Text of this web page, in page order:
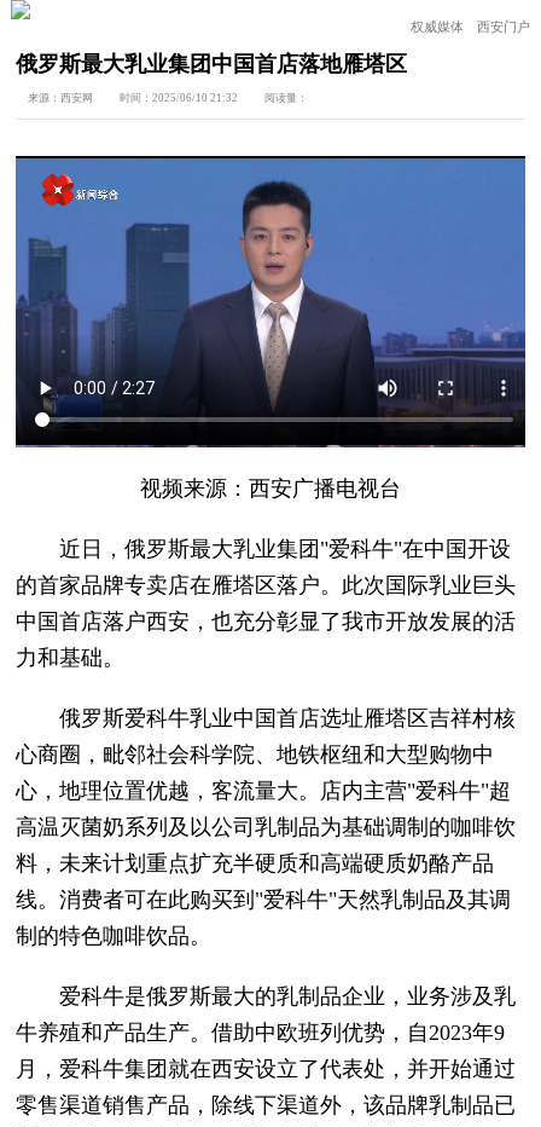
权威媒体 西安门户
俄罗斯最大乳业集团中国首店落地雁塔区
来源：西安网 时间：2025/06/10 21:32 阅读量：
视频来源：西安广播电视台
近日，俄罗斯最大乳业集团"爱科牛"在中国开设
的首家品牌专卖店在雁塔区落户。此次国际乳业巨头
中国首店落户西安，也充分彰显了我市开放发展的活
力和基础。
俄罗斯爱科牛乳业中国首店选址雁塔区吉祥村核
心商圈，毗邻社会科学院、地铁枢纽和大型购物中
心，地理位置优越，客流量大。店内主营"爱科牛"超
高温灭菌奶系列及以公司乳制品为基础调制的咖啡饮
料，未来计划重点扩充半硬质和高端硬质奶酪产品
线。消费者可在此购买到"爱科牛"天然乳制品及其调
制的特色咖啡饮品。
爱科牛是俄罗斯最大的乳制品企业，业务涉及乳
牛养殖和产品生产。借助中欧班列优势，自2023年9
月，爱科牛集团就在西安设立了代表处，并开始通过
零售渠道销售产品，除线下渠道外，该品牌乳制品已